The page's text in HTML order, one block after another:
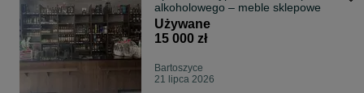
alkoholowego – meble sklepowe
Używane
15 000 zł
Bartoszyce
21 lipca 2026